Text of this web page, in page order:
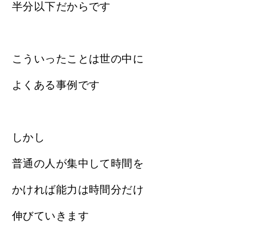
半分以下だからです
こういったことは世の中に
よくある事例です
しかし
普通の人が集中して時間を
かければ能力は時間分だけ
伸びていきます